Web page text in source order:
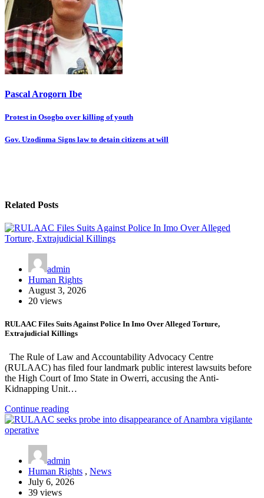
Pascal Arogorn Ibe
Post
navigation
Protest in Osogbo over killing of youth
Gov. Uzodinma Signs law to detain citizens at will
Related Posts
admin
Human Rights
August 3, 2026
20 views
RULAAC Files Suits Against Police In Imo Over Alleged Torture,
Extrajudicial Killings
The Rule of Law and Accountability Advocacy Centre
(RULAAC) has filed four landmark public interest lawsuits before
the High Court of Imo State in Owerri, accusing the Anti-
Kidnapping Unit…
Continue reading
admin
Human Rights , News
July 6, 2026
39 views